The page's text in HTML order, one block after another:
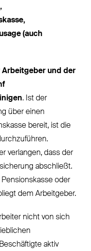
(auch
und der
. Ist der
über einen
bereit, ist die
verlangen, dass der
abschließt.
oder
dem Arbeitgeber.
nicht von sich
aktiv